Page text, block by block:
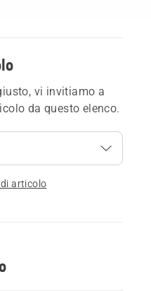
vi invitiamo a
da questo elenco.
articolo